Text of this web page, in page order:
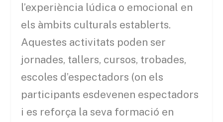
l’experiència lúdica o emocional en
els àmbits culturals establerts.
Aquestes activitats poden ser
jornades, tallers, cursos, trobades,
escoles d’espectadors (on els
participants esdevenen espectadors
i es reforça la seva formació en